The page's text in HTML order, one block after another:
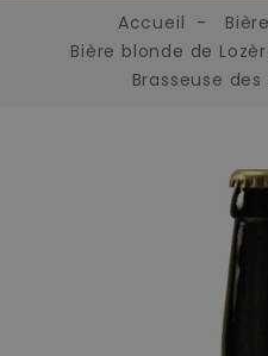
Accueil
Bière blonde de
Brasseuse